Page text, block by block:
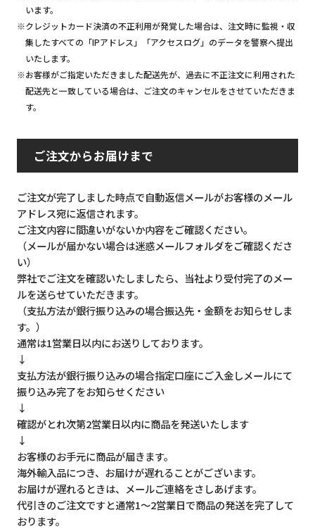
います。
※クレジットカード決済の不正利用が発覚した場合は、注文時に監視・収
集したすべての「IPアドレス」「アクセスログ」のデータを警察へ提出
いたします。
※お客様がご指定いただきました配送先が、過去に不正注文に利用された
配送先と一致している場合は、ご注文のキャンセルをさせていただきま
す。
ご注文からお届けまで
ご注文が完了しました時点で自動返信メールがお客様のメール
アドレス宛に返信されます。
ご注文内容に間違いがないか内容をご確認ください。
（メールが届かない場合は迷惑メールフォルダをご確認くださ
い）
弊社でご注文を確認いたしましたら、当社より受付完了のメー
ルを送らせていただきます。
（支払方法が銀行振り込みの場合振込先・金額をお知らせしま
す。）
通常は1営業日以内にお送りしております。
↓
支払方法が銀行振り込みの場合指定口座にご入金しメールにて
振り込み完了をお知らせください
↓
確認がとれ次第2営業日以内に商品を発送いたします
↓
お客様のお手元に商品が届きます。
海外輸入品につき、お届けが遅れることがございます。
お届けが遅れるときは、メールご連絡をさしあげます。
代引きのご注文ですと通常1～2営業日で商品の発送を完了して
おります。